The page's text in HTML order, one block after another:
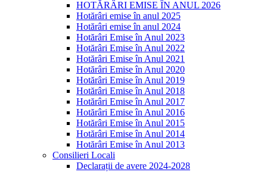
HOTĂRÂRI EMISE ÎN ANUL 2026
Hotărâri emise în anul 2025
Hotărâri emise în anul 2024
Hotărâri Emise în Anul 2023
Hotărâri Emise în Anul 2022
Hotărâri Emise în Anul 2021
Hotărâri Emise în Anul 2020
Hotărâri Emise în Anul 2019
Hotărâri Emise în Anul 2018
Hotărâri Emise în Anul 2017
Hotărâri Emise în Anul 2016
Hotărâri Emise în Anul 2015
Hotărâri Emise în Anul 2014
Hotărâri Emise în Anul 2013
Consilieri Locali
Declarații de avere 2024-2028